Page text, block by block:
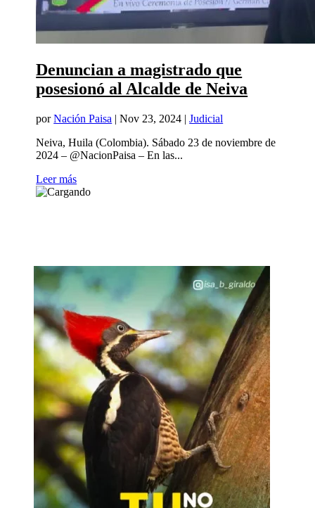
Denuncian a magistrado que
posesionó al Alcalde de Neiva
porNación Paisa |Nov 23, 2024 |Judicial
Neiva, Huila (Colombia). Sábado 23 de noviembre de
2024 – @NacionPaisa – En las...
Leer más